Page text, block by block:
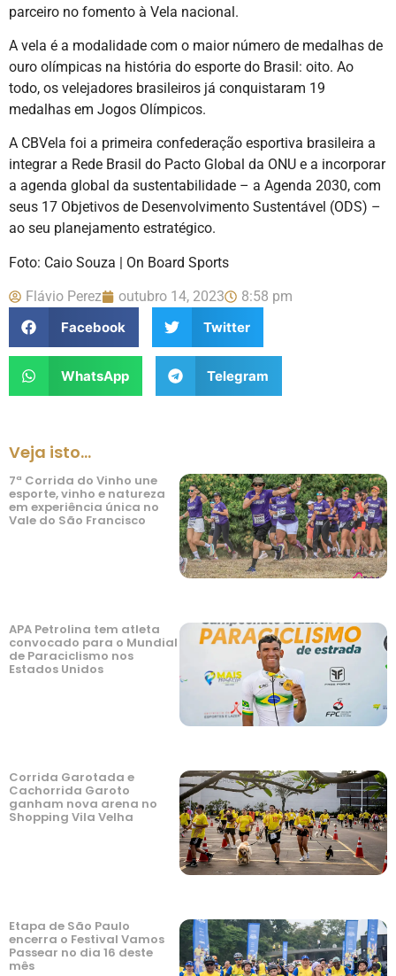
parceiro no fomento à Vela nacional.
A vela é a modalidade com o maior número de medalhas de
ouro olímpicas na história do esporte do Brasil: oito. Ao
todo, os velejadores brasileiros já conquistaram 19
medalhas em Jogos Olímpicos.
A CBVela foi a primeira confederação esportiva brasileira a
integrar a Rede Brasil do Pacto Global da ONU e a incorporar
a agenda global da sustentabilidade – a Agenda 2030, com
seus 17 Objetivos de Desenvolvimento Sustentável (ODS) –
ao seu planejamento estratégico.
Foto: Caio Souza | On Board Sports
Flávio Perez outubro 14, 2023
8:58 pm
Facebook
Twitter
WhatsApp Telegram
Veja isto...
7ª Corrida do Vinho une
esporte, vinho e natureza
em experiência única no
Vale do São Francisco
APA Petrolina tem atleta
convocado para o Mundial
de Paraciclismo nos
Estados Unidos
Corrida Garotada e
Cachorrida Garoto
ganham nova arena no
Shopping Vila Velha
Etapa de São Paulo
encerra o Festival Vamos
Passear no dia 16 deste
mês